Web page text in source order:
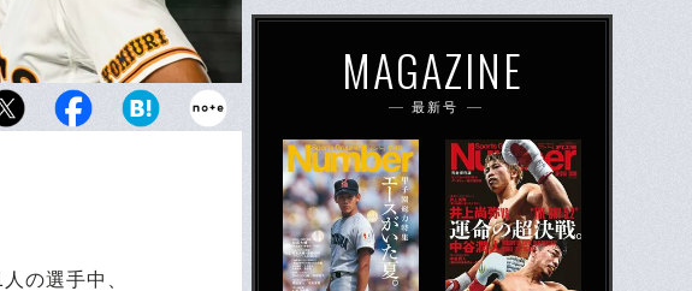
ウォーカー。独立リーグなどア
の選手中、
MAGAZINE
最新号